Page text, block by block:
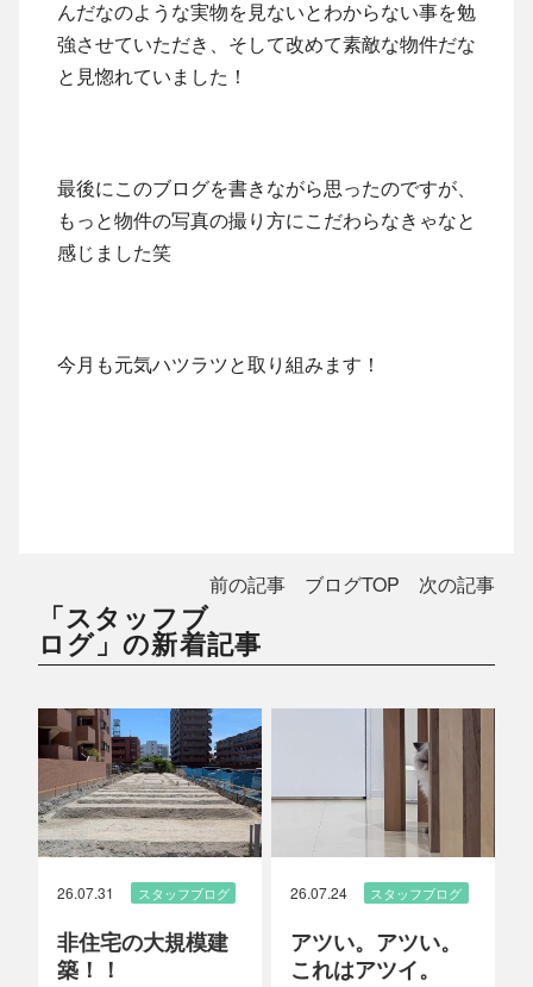
んだなのような実物を見ないとわからない事を勉
強させていただき、そして改めて素敵な物件だな
と見惚れていました！
最後にこのブログを書きながら思ったのですが、
もっと物件の写真の撮り方にこだわらなきゃなと
感じました笑
今月も元気ハツラツと取り組みます！
前の記事 ブログTOP 次の記事
「スタッフブ
ログ」の新着記事
26.07.31 スタッフブログ
非住宅の大規模建
築！！
26.07.24 スタッフブログ
アツい。アツい。
これはアツイ。